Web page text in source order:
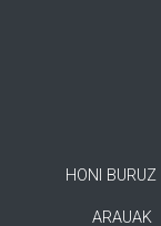
HONI BURUZ
ARAUAK